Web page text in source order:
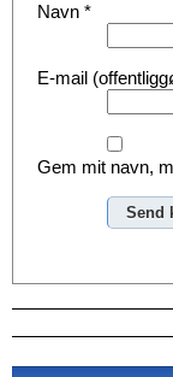
Navn *
E-mail
Gem mit navn,